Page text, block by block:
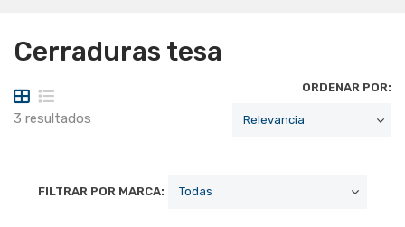
Cerraduras tesa
3 resultados
ORDENAR POR:
FILTRAR POR MARCA: